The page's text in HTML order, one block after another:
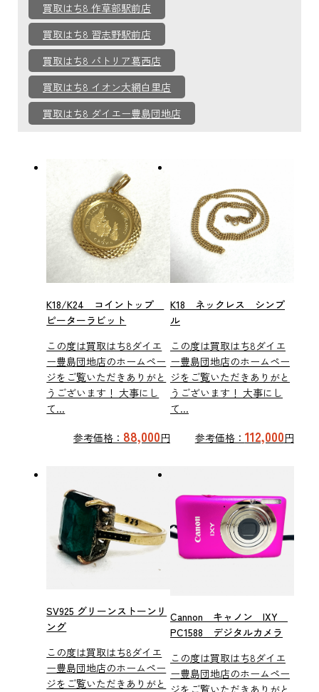
買取はち8 作草部駅前店
買取はち8 習志野駅前店
買取はち8 パトリア葛西店
買取はち8 イオン大網白里店
買取はち8 ダイエー豊島団地店
K18/K24 コイントップ
ピーターラビット
この度は買取はち8ダイエ
ー豊島団地店のホームペー
ジをご覧いただきありがと
うございます！ 大事にし
て...
参考価格： 88,000円
K18 ネックレス シンプ
ル
この度は買取はち8ダイエ
ー豊島団地店のホームペー
ジをご覧いただきありがと
うございます！ 大事にし
て...
参考価格： 112,000円
SV925 グリーンストーンリ
ング
この度は買取はち8ダイエ
ー豊島団地店のホームペー
ジをご覧いただきありがと
Cannon キャノン IXY
PC1588 デジタルカメラ
この度は買取はち8ダイエ
ー豊島団地店のホームペー